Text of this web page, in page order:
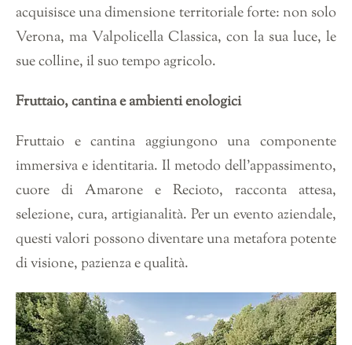
acquisisce una dimensione territoriale forte: non solo
Verona, ma Valpolicella Classica, con la sua luce, le
sue colline, il suo tempo agricolo.
Fruttaio, cantina e ambienti enologici
Fruttaio e cantina aggiungono una componente
immersiva e identitaria. Il metodo dell’appassimento,
cuore di Amarone e Recioto, racconta attesa,
selezione, cura, artigianalità. Per un evento aziendale,
questi valori possono diventare una metafora potente
di visione, pazienza e qualità.